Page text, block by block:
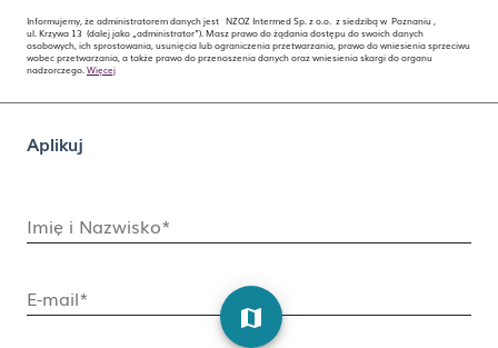
Informujemy, że administratorem danych jest NZOZ Intermed Sp. z o.o. z siedzibą w Poznaniu ,
ul. Krzywa 13 (dalej jako „administrator”). Masz prawo do żądania dostępu do swoich danych
osobowych, ich sprostowania, usunięcia lub ograniczenia przetwarzania, prawo do wniesienia sprzeciwu
wobec przetwarzania, a także prawo do przenoszenia danych oraz wniesienia skargi do organu
nadzorczego. Więcej
Aplikuj
Imię i Nazwisko*
E-mail*
map